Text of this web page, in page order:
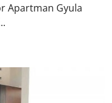
Apartman Gyula